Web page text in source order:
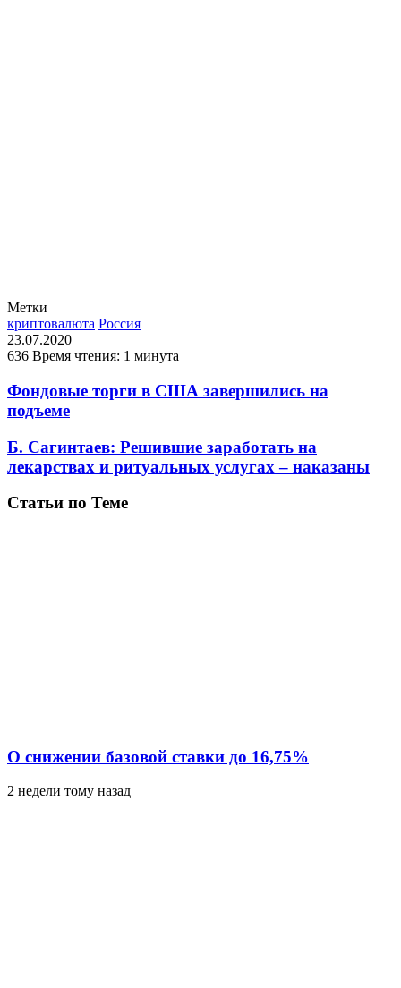
Метки
криптовалюта Россия
23.07.2020
636 Время чтения: 1 минута
Фондовые торги в США завершились на
подъеме
Б. Сагинтаев: Решившие заработать на
лекарствах и ритуальных услугах – наказаны
Статьи по Теме
О снижении базовой ставки до 16,75%
2 недели тому назад